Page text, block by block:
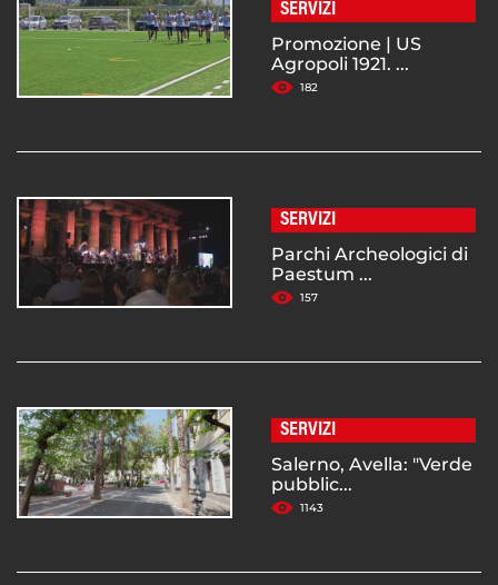
SERVIZI
Promozione | US
Agropoli 1921. ...
182
SERVIZI
Parchi Archeologici di
Paestum ...
157
SERVIZI
Salerno, Avella: "Verde
pubblic...
1143